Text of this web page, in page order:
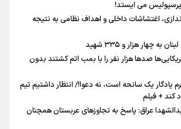
می ایستد!
اغتشاشات داخلی و اهداف نظامی به نتیجه
چهار هزار و ۳۳۵ شهید
صدها هزار نفر را با بمب اتم کشتند بدون
یک سانحه است، نه دعوا!/ انتظار داشتیم تیم
+ فیلم
عراق: پاسخ به تجاوزهای عربستان همچنان